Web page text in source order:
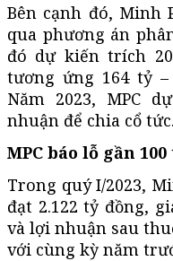
Bên cạnh đó, Minh
qua phương án
đó dự kiến trích
tương ứng 164 tỷ
Năm 2023, MPC
nhuận để chia cổ tức.
MPC báo lỗ gần
Trong quý I/2023,
đạt 2.122 tỷ đồng,
và lợi nhuận sau
với cùng kỳ năm